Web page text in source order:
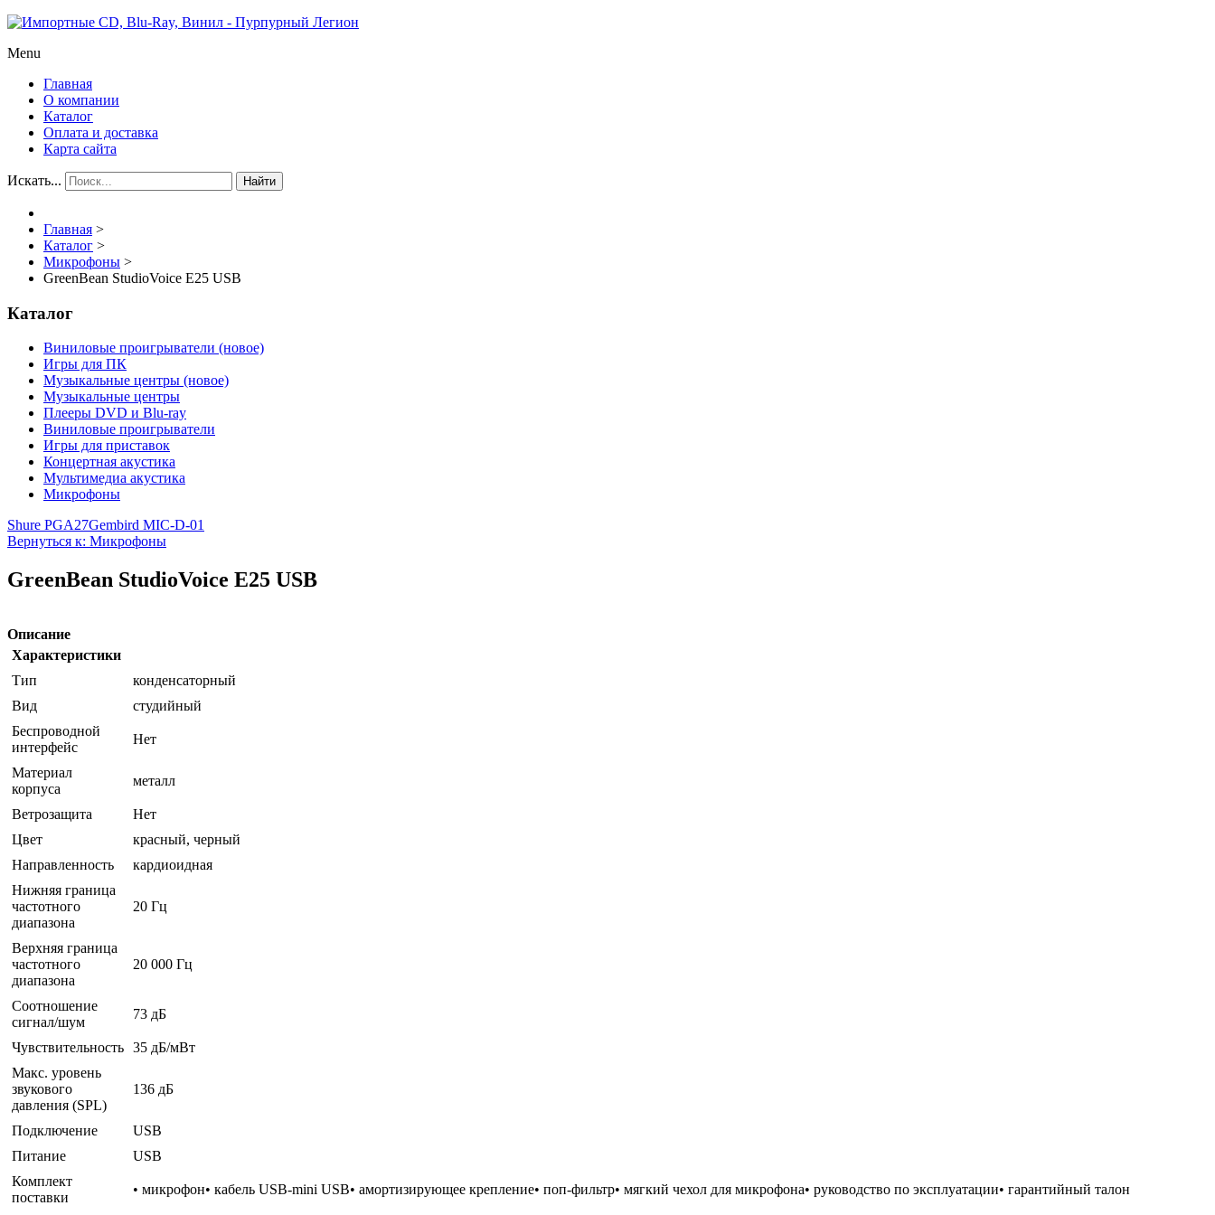
Menu
Главная
О компании
Каталог
Оплата и доставка
Карта сайта
Искать... Найти
Главная >
Каталог >
Микрофоны >
GreenBean StudioVoice E25 USB
Каталог
Виниловые проигрыватели (новое)
Игры для ПК
Музыкальные центры (новое)
Музыкальные центры
Плееры DVD и Blu-ray
Виниловые проигрыватели
Игры для приставок
Концертная акустика
Мультимедиа акустика
Микрофоны
Shure PGA27Gembird MIC-D-01
Вернуться к: Микрофоны
GreenBean StudioVoice E25 USB
Описание
Характеристики
Тип
конденсаторный
Вид
студийный
Беспроводной
интерфейс
Нет
Материал
корпуса
металл
Ветрозащита
Нет
Цвет
красный, черный
Направленность
кардиоидная
Нижняя граница
частотного
диапазона
20 Гц
Верхняя граница
частотного
диапазона
20 000 Гц
Соотношение
сигнал/шум
73 дБ
Чувствительность 35 дБ/мВт
Макс. уровень
звукового
давления (SPL)
136 дБ
Подключение
USB
Питание
USB
Комплект
поставки
• микрофон• кабель USB-mini USB• амортизирующее крепление• поп-фильтр• мягкий чехол для микрофона• руководство по эксплуатации• гарантийный талон